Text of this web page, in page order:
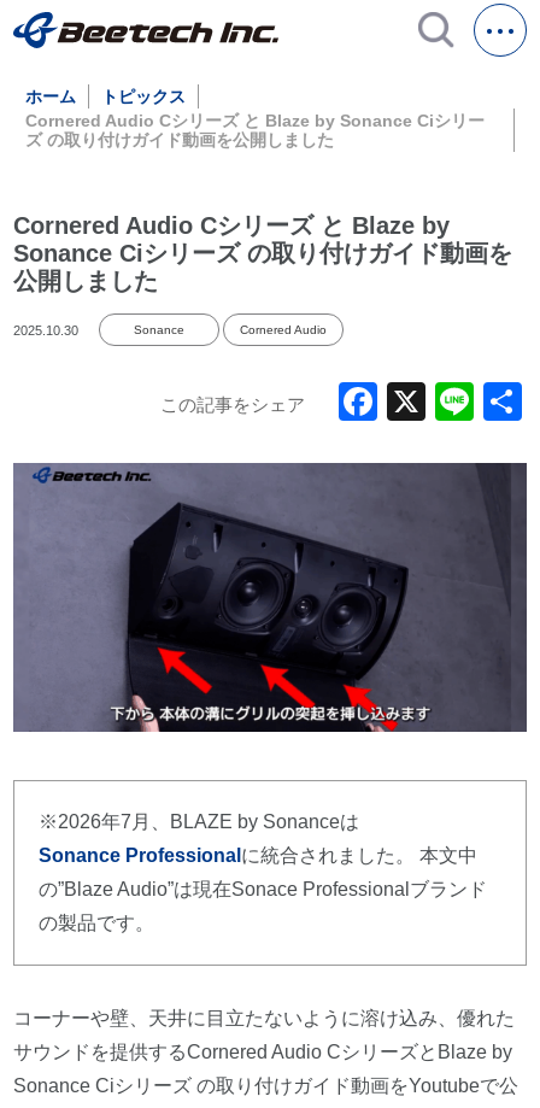
ホーム
トピックス
Cornered Audio Cシリーズ と Blaze by Sonance Ciシリー
ズ の取り付けガイド動画を公開しました
Cornered Audio Cシリーズ と Blaze by
Sonance Ciシリーズ の取り付けガイド動画を
公開しました
2025.10.30 Sonance Cornered Audio
この記事をシェア X
※2026年7月、BLAZE by Sonanceは
Sonance Professional に統合されました。 本文中
の”Blaze Audio”は現在Sonace Professionalブランド
の製品です。
コーナーや壁、天井に目立たないように溶け込み、優れた
サウンドを提供するCornered Audio CシリーズとBlaze by
Sonance Ciシリーズ の取り付けガイド動画をYoutubeで公